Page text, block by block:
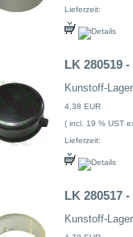
Lieferzeit:
LK 280519
Kunstoff-
4,38 EUR
( incl. 19 % UST
Lieferzeit:
LK 280517
Kunstoff-